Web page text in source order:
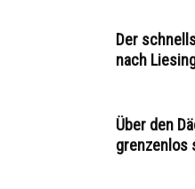
Der
nach
Über den
grenzenlos